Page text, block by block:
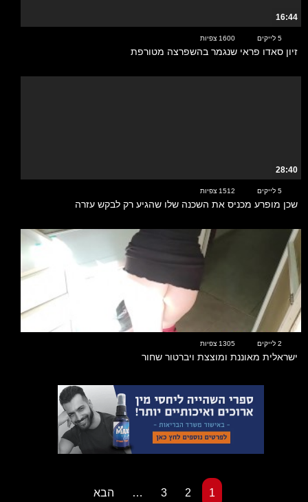
16:44
5 לייקים 1600 צפיות
זיון סאדו פראי שנגמר בהשפרצה מטורפת
28:40
5 לייקים 1512 צפיות
שכן מופרע מכניס את השכנה שלו שהגיע רק לבקש עזרה
00:36
2 לייקים 1305 צפיות
ישראלית מאוננת ומוצצת ויברטור שחור
1
2
3
… הבא